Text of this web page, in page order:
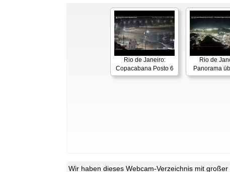
Rio de Janeiro:
Copacabana Posto 6
Rio de
Panorama
Wir haben dieses Webcam-Verzeichnis mit